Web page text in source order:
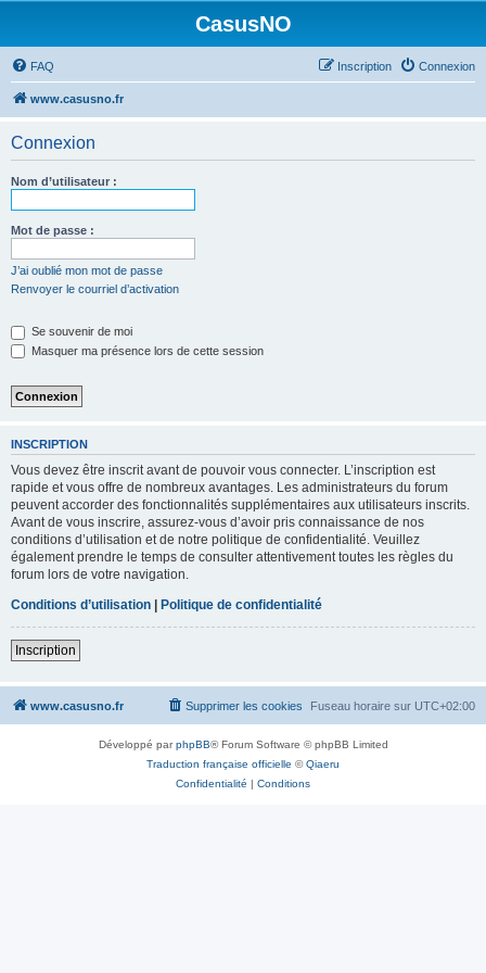
CasusNO
FAQ Connexion
Inscription
www.casusno.fr
Connexion
Nom d’utilisateur :
Mot de passe :
J’ai oublié mon mot de passe
Renvoyer le courriel d’activation
Se souvenir de moi
Masquer ma présence lors de cette session
INSCRIPTION
Vous devez être inscrit avant de pouvoir vous connecter. L’inscription est
rapide et vous offre de nombreux avantages. Les administrateurs du forum
peuvent accorder des fonctionnalités supplémentaires aux utilisateurs inscrits.
Avant de vous inscrire, assurez-vous d’avoir pris connaissance de nos
conditions d’utilisation et de notre politique de confidentialité. Veuillez
également prendre le temps de consulter attentivement toutes les règles du
forum lors de votre navigation.
Conditions d’utilisation | Politique de confidentialité
Inscription
www.casusno.fr Fuseau horaire sur UTC+02:00
Supprimer les cookies
Développé parphpBB® Forum Software © phpBB Limited
Traduction française officielle ©Qiaeru
Confidentialité | Conditions